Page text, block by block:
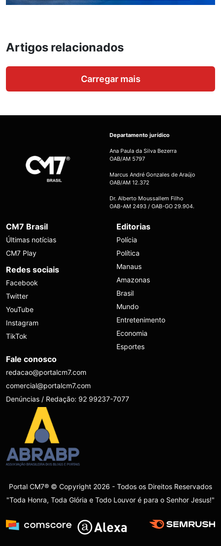
Artigos relacionados
Carregar mais
Departamento jurídico
Ana Paula da Silva Bezerra
OAB/AM 5797
Marcus André Gonzales de Araújo
OAB/AM 12.372
Dr. Alberto Moussallem Filho
OAB-AM 2493 / OAB-GO 29.904.
CM7 Brasil
Últimas notícias
CM7 Play
Redes sociais
Facebook
Twitter
YouTube
Instagram
TikTok
Editorias
Polícia
Política
Manaus
Amazonas
Brasil
Mundo
Entretenimento
Economia
Esportes
Fale conosco
redacao@portalcm7.com
comercial@portalcm7.com
Denúncias / Redação: 92 99237-7077
Portal CM7® © Copyright 2026 - Todos os Direitos Reservados
"Toda Honra, Toda Glória e Todo Louvor é para o Senhor Jesus!"